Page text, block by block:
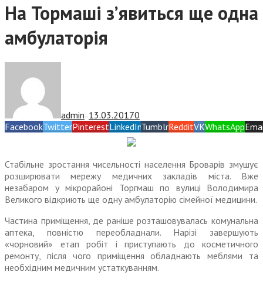
На Тормаші з’явиться ще одна
амбулаторія
admin — 13.03.20170
FacebookTwitterPinterestLinkedInTumblrRedditVKWhatsApp
Стабільне зростання чисельності населення Броварів змушує
розширювати мережу медичних закладів міста. Вже
незабаром у мікрорайоні Торгмаш по вулиці Володимира
Великого відкриють ще одну амбулаторію сімейної медицини.
Частина приміщення, де раніше розташовувалась комунальна
аптека, повністю переобладнали. Нарізі завершують
«чорновий» етап робіт і приступають до косметичного
ремонту, після чого приміщення обладнають меблями та
необхідним медичним устаткуванням.